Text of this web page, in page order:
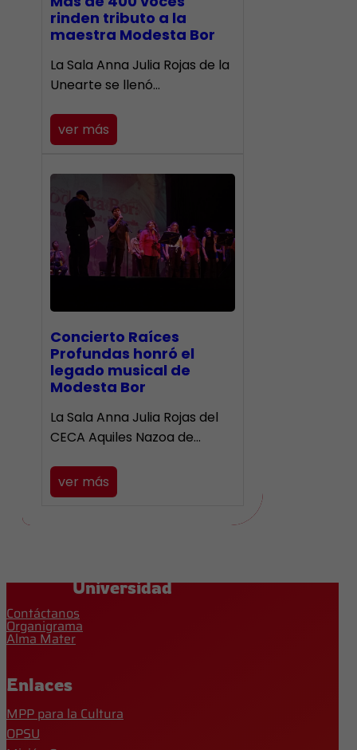
rinden tributo a la
maestra Modesta Bor
​La Sala Anna Julia Rojas de la
Unearte se llenó…
ver más
​Concierto Raíces
Profundas honró el
legado musical de
Modesta Bor
La Sala Anna Julia Rojas del
CECA Aquiles Nazoa de…
ver más
Universidad
Contáctanos
Organigrama
Alma Mater
Enlaces
MPP para la Cultura
OPSU